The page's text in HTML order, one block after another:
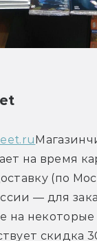
на время
(по
— для
на
скидка